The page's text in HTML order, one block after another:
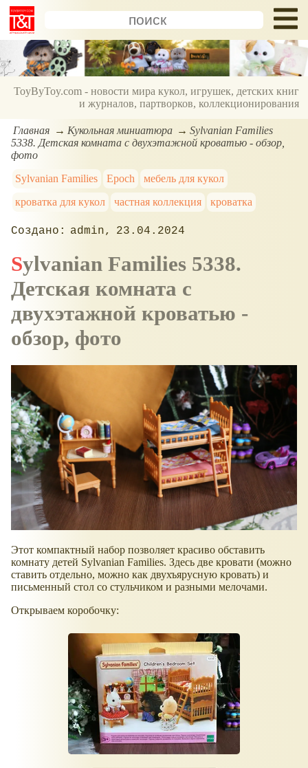
ToyByToy.com - новости мира кукол, игрушек, детских книг
и журналов, партворков, коллекционирования
Главная Кукольная миниатюра
Sylvanian Families
5338. Детская комната с двухэтажной кроватью - обзор,
фото
Sylvanian Families
Epoch
мебель для кукол
кроватка для кукол
частная коллекция кроватка
admin 23.04.2024
Sylvanian Families 5338.
Детская комната с
двухэтажной кроватью -
обзор, фото
Этот компактный набор позволяет красиво обставить
комнату детей Sylvanian Families. Здесь две кровати (можно
ставить отдельно, можно как двухъярусную кровать) и
письменный стол со стульчиком и разными мелочами.
Открываем коробочку: